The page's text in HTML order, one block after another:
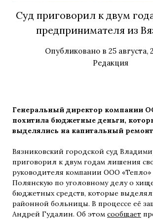
Суд приговорил к двум
предпринимателя из
Опубликовано в 25 августа,
Редакция
Генеральный директор компании
похитила бюджетные деньги,
выделялись на капитальный
Вязниковский городской суд
приговорил к двум годам лишения
руководителя компании ООО «Тепло»
Полянскую по уголовному делу о
бюджетных средств, которые
районной больницы. В процессе её
Андрей Гудалин. Об этом сообщает